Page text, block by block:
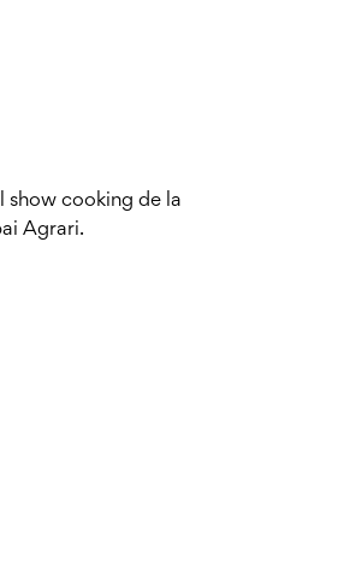
cooking de la
Agrari.